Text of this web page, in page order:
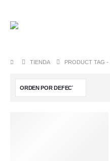
TIENDA PRODUCT TAG -